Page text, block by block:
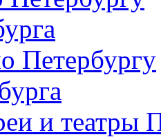
Петербургу
и театры